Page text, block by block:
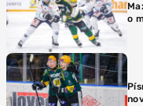
o